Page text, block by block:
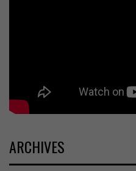
ARCHIVES